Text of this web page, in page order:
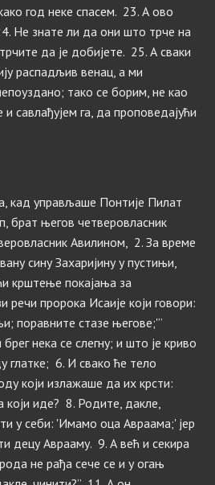
год неке спасем. 23. А ово
Не знате ли да они што трче на
да је добијете. 25. А сваки
распадљив венац, а ми
тако се борим, не као
савлађујем га, да проповедајући
кад управљаше Понтије Пилат
брат његов четверовласник
Авилином, 2. За време
сину Захаријину у пустињи,
крштење покајања за
пророка Исаије који говори:
поравните стазе његове;'”
нека се слегну; и што је криво
глатке; 6. И свако ће тело
који излажаше да их крсти:
иде? 8. Родите, дакле,
у себи: 'Имамо оца Авраама;' јер
децу Аврааму. 9. А већ и секира
не рађа сече се и у огањ